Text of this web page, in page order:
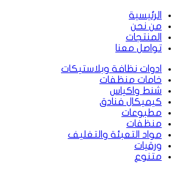
الرئيسية
من نحن
المنتجات
تواصل معنا
ادوات نظافة وبلاستيكات
خامات منظفات
شنط واكياس
كيميكال فنادق
مطبوعات
منظفات
مواد التعبئة والتغليف
ورقيات
متنوع